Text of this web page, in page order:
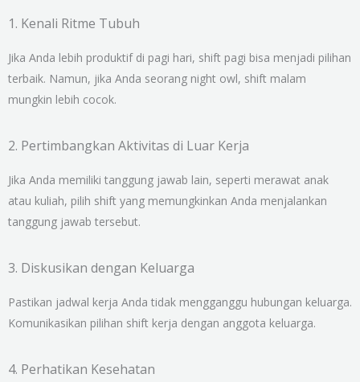
1. Kenali Ritme Tubuh
Jika Anda lebih produktif di pagi hari, shift pagi bisa menjadi pilihan
terbaik. Namun, jika Anda seorang night owl, shift malam
mungkin lebih cocok.
2. Pertimbangkan Aktivitas di Luar Kerja
Jika Anda memiliki tanggung jawab lain, seperti merawat anak
atau kuliah, pilih shift yang memungkinkan Anda menjalankan
tanggung jawab tersebut.
3. Diskusikan dengan Keluarga
Pastikan jadwal kerja Anda tidak mengganggu hubungan keluarga.
Komunikasikan pilihan shift kerja dengan anggota keluarga.
4. Perhatikan Kesehatan